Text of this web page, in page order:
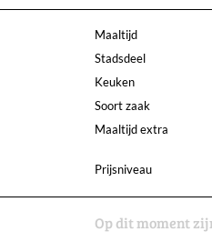
Maaltijd
Stadsdeel
Keuken
Soort zaak
Maaltijd extra
Prijsniveau
Op dit moment